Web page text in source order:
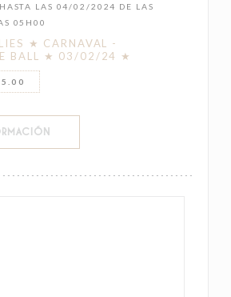
LAS 04/02/2024 DE LAS
05H00
★ CARNAVAL -
BALL ★ 03/02/24 ★